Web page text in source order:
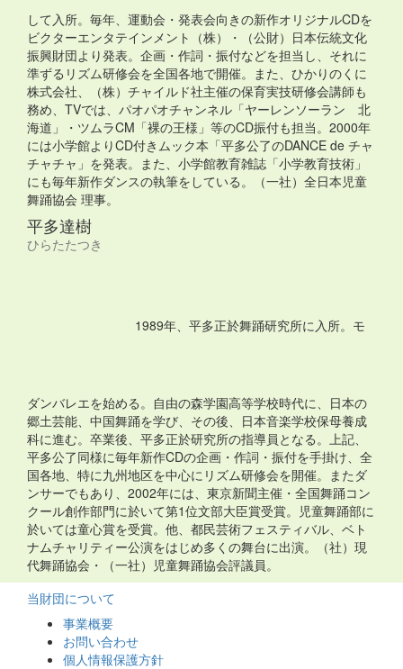
して入所。毎年、運動会・発表会向きの新作オリジナルCDを
ビクターエンタテインメント（株）・（公財）日本伝統文化
振興財団より発表。企画・作詞・振付などを担当し、それに
準ずるリズム研修会を全国各地で開催。また、ひかりのくに
株式会社、（株）チャイルド社主催の保育実技研修会講師も
務め、TVでは、パオパオチャンネル「ヤーレンソーラン 北
海道」・ツムラCM「裸の王様」等のCD振付も担当。2000年
には小学館よりCD付きムック本「平多公了のDANCE de チャ
チャチャ」を発表。また、小学館教育雑誌「小学教育技術」
にも毎年新作ダンスの執筆をしている。（一社）全日本児童
舞踊協会 理事。
平多達樹
ひらたたつき
1989年、平多正於舞踊研究所に入所。モ
ダンバレエを始める。自由の森学園高等学校時代に、日本の
郷土芸能、中国舞踊を学び、その後、日本音楽学校保母養成
科に進む。卒業後、平多正於研究所の指導員となる。上記、
平多公了同様に毎年新作CDの企画・作詞・振付を手掛け、全
国各地、特に九州地区を中心にリズム研修会を開催。またダ
ンサーでもあり、2002年には、東京新聞主催・全国舞踊コン
クール創作部門に於いて第1位文部大臣賞受賞。児童舞踊部に
於いては童心賞を受賞。他、都民芸術フェスティバル、ベト
ナムチャリティー公演をはじめ多くの舞台に出演。（社）現
代舞踊協会・（一社）児童舞踊協会評議員。
当財団について
事業概要
お問い合わせ
個人情報保護方針